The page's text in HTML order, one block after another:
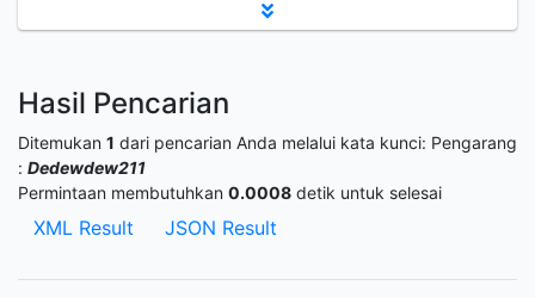
Hasil Pencarian
Ditemukan 1 dari pencarian Anda melalui kata kunci: Pengarang
: Dedewdew211
Permintaan membutuhkan 0.0008 detik untuk selesai
XML Result JSON Result